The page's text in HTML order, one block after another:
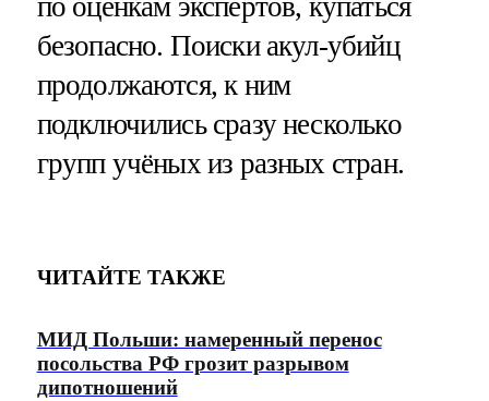
по оценкам экспертов, купаться
безопасно. Поиски акул-убийц
продолжаются, к ним
подключились сразу несколько
групп учёных из разных стран.
ЧИТАЙТЕ ТАКЖЕ
МИД Польши: намеренный перенос
посольства РФ грозит разрывом
дипотношений